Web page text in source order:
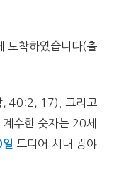
도착하였습니다(출
, 40:2, 17).
그리고
계수한 숫자는 20세
일 드디어 시내 광야